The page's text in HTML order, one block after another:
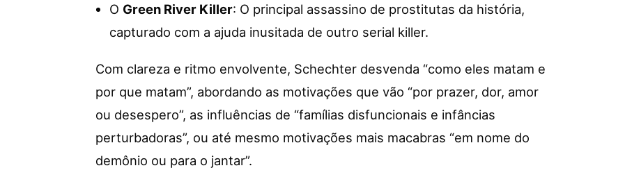
O Green River Killer: O principal assassino de prostitutas da história,
capturado com a ajuda inusitada de outro serial killer.
Com clareza e ritmo envolvente, Schechter desvenda “como eles matam e
por que matam”, abordando as motivações que vão “por prazer, dor, amor
ou desespero”, as influências de “famílias disfuncionais e infâncias
perturbadoras”, ou até mesmo motivações mais macabras “em nome do
demônio ou para o jantar”.